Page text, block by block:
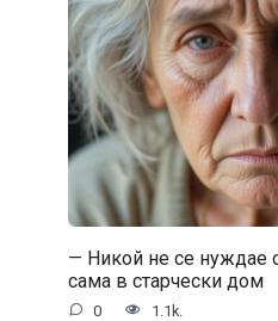
— Никой не се нуждае
сама в старчески дом
0 1.1k.